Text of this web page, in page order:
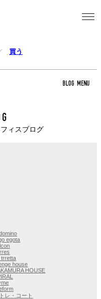
買う
BLOG MENU
ィスブログ
egota
trretta
house
HOUSE
レ・コート